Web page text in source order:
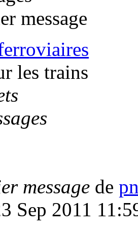
message
les trains
message de
Sep 2011